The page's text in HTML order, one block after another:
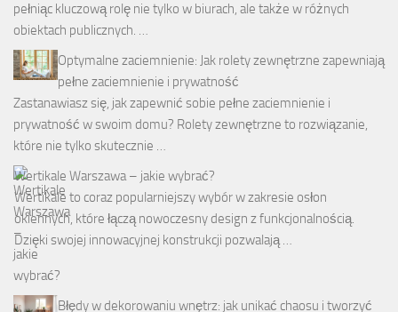
pełniąc kluczową rolę nie tylko w biurach, ale także w różnych
obiektach publicznych. …
Optymalne zaciemnienie: Jak rolety zewnętrzne zapewniają
pełne zaciemnienie i prywatność
Zastanawiasz się, jak zapewnić sobie pełne zaciemnienie i
prywatność w swoim domu? Rolety zewnętrzne to rozwiązanie,
które nie tylko skutecznie …
Wertikale Warszawa – jakie wybrać?
Wertikale to coraz popularniejszy wybór w zakresie osłon
okiennych, które łączą nowoczesny design z funkcjonalnością.
Dzięki swojej innowacyjnej konstrukcji pozwalają …
Błędy w dekorowaniu wnętrz: jak unikać chaosu i tworzyć